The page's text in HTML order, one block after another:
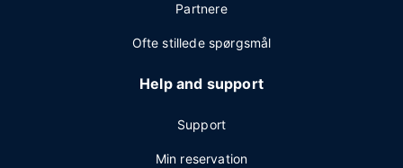
Partnere
Ofte stillede spørgsmål
Help and support
Support
Min reservation